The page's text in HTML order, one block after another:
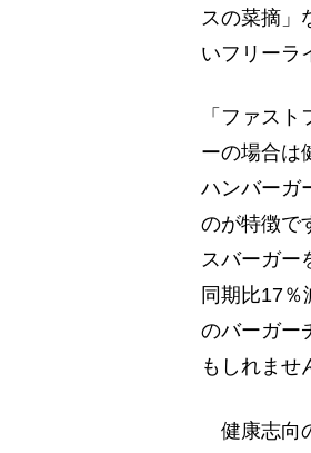
スの菜摘」
いフリーラ
「ファス
ーの場合は
ハンバーガ
のが特徴で
スバーガー
同期比17
のバーガー
もしれませ
健康志向